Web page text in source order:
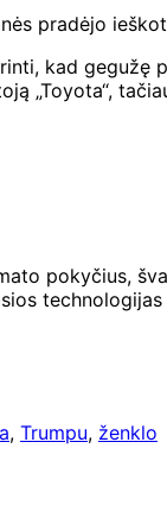
pradėjo
kad
pokyčius,
, Trumpu, ženklo